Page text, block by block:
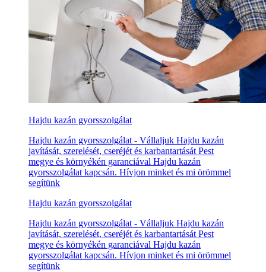
Hajdu kazán gyorsszolgálat
Hajdu kazán gyorsszolgálat - Vállaljuk Hajdu kazán
javítását, szerelését, cseréjét és karbantartását Pest
megye és környékén garanciával Hajdu kazán
gyorsszolgálat kapcsán. Hívjon minket és mi örömmel
segítünk
Hajdu kazán gyorsszolgálat
Hajdu kazán gyorsszolgálat - Vállaljuk Hajdu kazán
javítását, szerelését, cseréjét és karbantartását Pest
megye és környékén garanciával Hajdu kazán
gyorsszolgálat kapcsán. Hívjon minket és mi örömmel
segítünk